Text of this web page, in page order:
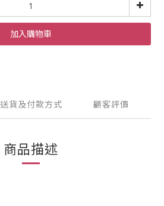
加入購物車
送貨及付款方式 顧客評價
商品描述